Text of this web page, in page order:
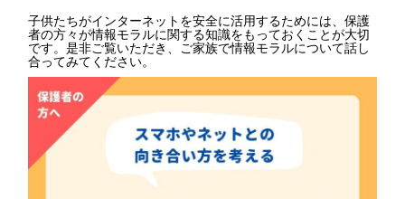
子供たちがインターネットを安全に活用するためには、保護
者の方々が情報モラルに関する知識をもっておくことが大切
です。是非ご覧いただき、ご家族で情報モラルについて話し
合ってみてください。